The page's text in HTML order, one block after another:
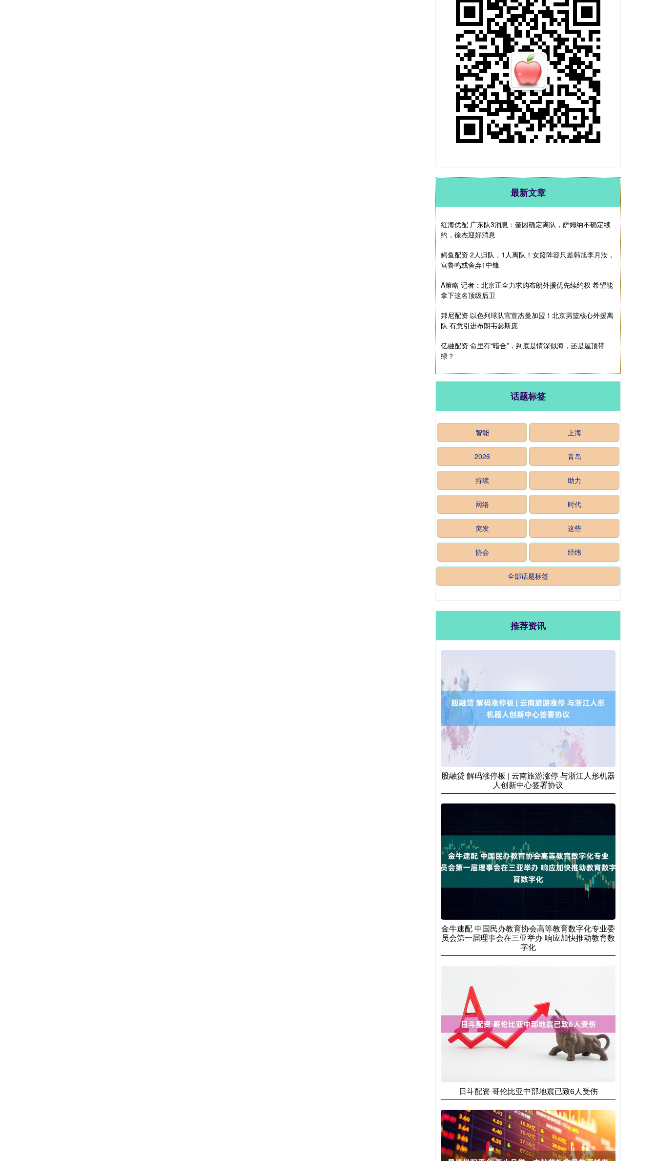
最新文章
红海优配 广东队3消息：奎因确定离队，萨姆纳不确定续
约，徐杰迎好消息
鳄鱼配资 2人归队，1人离队！女篮阵容只差韩旭李月汝，
宫鲁鸣或舍弃1中锋
A策略 记者：北京正全力求购布朗外援优先续约权 希望能
拿下这名顶级后卫
邦尼配资 以色列球队官宣杰曼加盟！北京男篮核心外援离
队 有意引进布朗韦瑟斯庞
亿融配资 命里有“暗合”，到底是情深似海，还是屋顶带
绿？
话题标签
智能 上海
2026 青岛
持续 助力
网络 时代
突发 这些
协会 经纬
全部话题标签
推荐资讯
股融贷 解码涨停板 | 云南旅游涨停 与浙江人形机器
人创新中心签署协议
金牛速配 中国民办教育协会高等教育数字化专业委
员会第一届理事会在三亚举办 响应加快推动教育数
字化
日斗配资 哥伦比亚中部地震已致6人受伤